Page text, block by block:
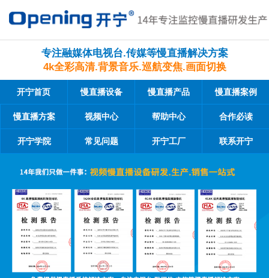
专注融媒体电视台.传媒等慢直播解决方案
4k全彩高清.背景音乐.巡航变焦.画面切换
开宁首页 慢直播设备 慢直播产品 慢直播案例
慢直播方案 视频中心 帮助中心 合作必读
开宁学院 常见问题 开宁工厂 联系开宁